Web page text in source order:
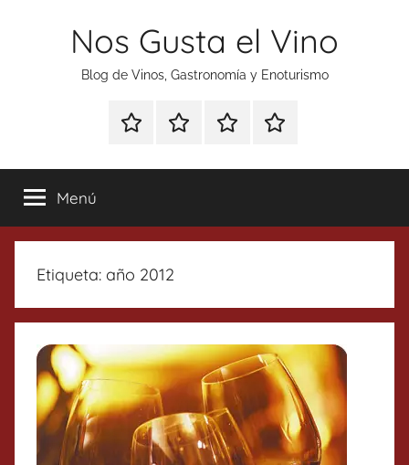
Nos Gusta el Vino
Blog de Vinos, Gastronomía y Enoturismo
Especial
Tonics
Enoturismo
Gastronomía
RankingContacto
Menú
Etiqueta: año 2012